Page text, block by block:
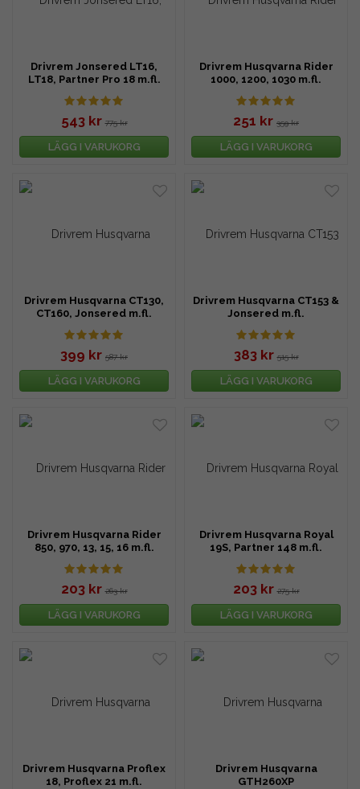
Drivrem Jonsered LT16,
LT18, Partner Pro 18 m.fl.
543 kr 775 kr
LÄGG I VARUKORG
Drivrem Husqvarna Rider
1000, 1200, 1030 m.fl.
251 kr 359 kr
LÄGG I VARUKORG
Drivrem Husqvarna CT130,
CT160, Jonsered m.fl.
399 kr 587 kr
LÄGG I VARUKORG
Drivrem Husqvarna CT153 &
Jonsered m.fl.
383 kr 515 kr
LÄGG I VARUKORG
Drivrem Husqvarna Rider
850, 970, 13, 15, 16 m.fl.
203 kr 263 kr
LÄGG I VARUKORG
Drivrem Husqvarna Royal
19S, Partner 148 m.fl.
203 kr 275 kr
LÄGG I VARUKORG
Drivrem Husqvarna Proflex
18, Proflex 21 m.fl.
Drivrem Husqvarna
GTH260XP